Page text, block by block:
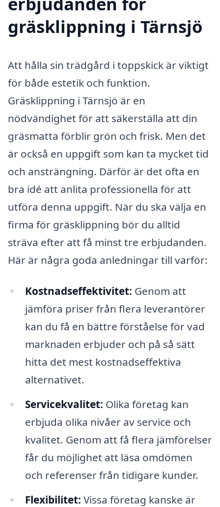
gräsklippning i Tärnsjö
Att hålla sin trädgård i toppskick är viktigt
för både estetik och funktion.
Gräsklippning i Tärnsjö är en
nödvändighet för att säkerställa att din
gräsmatta förblir grön och frisk. Men det
är också en uppgift som kan ta mycket tid
och ansträngning. Därför är det ofta en
bra idé att anlita professionella för att
utföra denna uppgift. När du ska välja en
firma för gräsklippning bör du alltid
sträva efter att få minst tre erbjudanden.
Här är några goda anledningar till varför:
Kostnadseffektivitet: Genom att
jämföra priser från flera leverantörer
kan du få en bättre förståelse för vad
marknaden erbjuder och på så sätt
hitta det mest kostnadseffektiva
alternativet.
Servicekvalitet: Olika företag kan
erbjuda olika nivåer av service och
kvalitet. Genom att få flera jämförelser
får du möjlighet att läsa omdömen
och referenser från tidigare kunder.
Flexibilitet: Vissa företag kanske är